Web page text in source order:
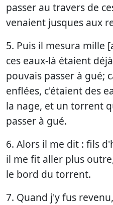
passer au travers de
venaient jusques aux
5. Puis il mesura mille
ces eaux-là étaient
pouvais passer à gué;
enflées, c'étaient des
la nage, et un torrent
passer à gué.
6. Alors il me dit : fils
il me fit aller plus
le bord du torrent.
7. Quand j'y fus